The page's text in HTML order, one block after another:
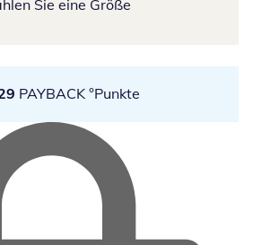
Sie eine Größe
PAYBACK °Punkte